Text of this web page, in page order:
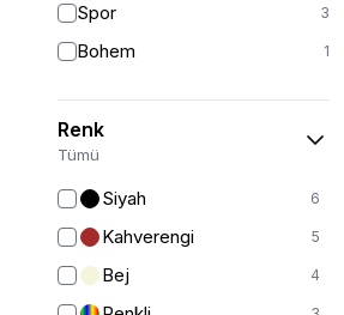
Bone 15
Ferace
Kap & Pardesü
Trençkot
Hırka
Spor 3
Bohem 1
Renk
Tümü
Siyah 6
Kahverengi 5
Bej 4